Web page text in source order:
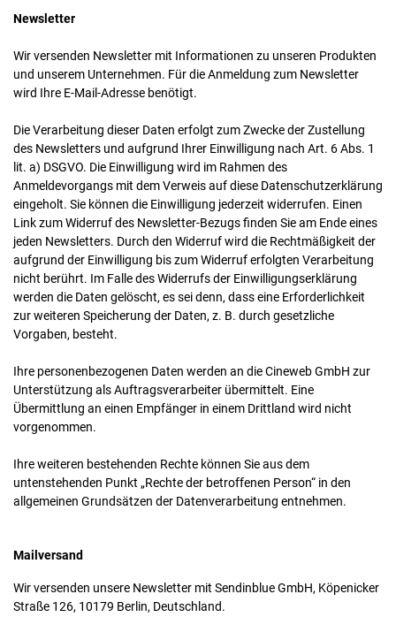
Newsletter
Wir versenden Newsletter mit Informationen zu unseren Produkten
und unserem Unternehmen. Für die Anmeldung zum Newsletter
wird Ihre E-Mail-Adresse benötigt.
Die Verarbeitung dieser Daten erfolgt zum Zwecke der Zustellung
des Newsletters und aufgrund Ihrer Einwilligung nach Art. 6 Abs. 1
lit. a) DSGVO. Die Einwilligung wird im Rahmen des
Anmeldevorgangs mit dem Verweis auf diese Datenschutzerklärung
eingeholt. Sie können die Einwilligung jederzeit widerrufen. Einen
Link zum Widerruf des Newsletter-Bezugs finden Sie am Ende eines
jeden Newsletters. Durch den Widerruf wird die Rechtmäßigkeit der
aufgrund der Einwilligung bis zum Widerruf erfolgten Verarbeitung
nicht berührt. Im Falle des Widerrufs der Einwilligungserklärung
werden die Daten gelöscht, es sei denn, dass eine Erforderlichkeit
zur weiteren Speicherung der Daten, z. B. durch gesetzliche
Vorgaben, besteht.
Ihre personenbezogenen Daten werden an die Cineweb GmbH zur
Unterstützung als Auftragsverarbeiter übermittelt. Eine
Übermittlung an einen Empfänger in einem Drittland wird nicht
vorgenommen.
Ihre weiteren bestehenden Rechte können Sie aus dem
untenstehenden Punkt „Rechte der betroffenen Person“ in den
allgemeinen Grundsätzen der Datenverarbeitung entnehmen.
Mailversand
Wir versenden unsere Newsletter mit Sendinblue GmbH, Köpenicker
Straße 126, 10179 Berlin, Deutschland.